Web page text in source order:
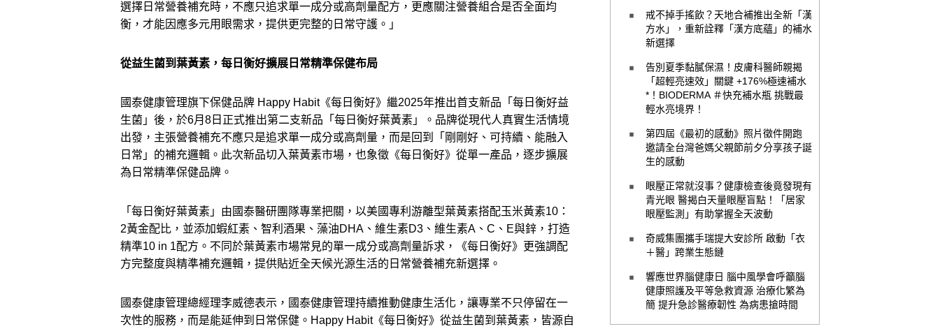
選擇日常營養補充時，不應只追求單一成分或高劑量配方，更應關注營養組合是否全面均
衡，才能因應多元用眼需求，提供更完整的日常守護。」
從益生菌到葉黃素，每日衡好擴展日常精準保健布局
國泰健康管理旗下保健品牌 Happy Habit《每日衡好》繼2025年推出首支新品「每日衡好益
生菌」後，於6月8日正式推出第二支新品「每日衡好葉黃素」。品牌從現代人真實生活情境
出發，主張營養補充不應只是追求單一成分或高劑量，而是回到「剛剛好、可持續、能融入
日常」的補充邏輯。此次新品切入葉黃素市場，也象徵《每日衡好》從單一產品，逐步擴展
為日常精準保健品牌。
「每日衡好葉黃素」由國泰醫研團隊專業把關，以美國專利游離型葉黃素搭配玉米黃素10：
2黃金配比，並添加蝦紅素、智利酒果、藻油DHA、維生素D3、維生素A、C、E與鋅，打造
精準10 in 1配方。不同於葉黃素市場常見的單一成分或高劑量訴求，《每日衡好》更強調配
方完整度與精準補充邏輯，提供貼近全天候光源生活的日常營養補充新選擇。
國泰健康管理總經理李威德表示，國泰健康管理持續推動健康生活化，讓專業不只停留在一
次性的服務，而是能延伸到日常保健。Happy Habit《每日衡好》從益生菌到葉黃素，皆源自
戒不掉手搖飲？天地合補推出全新「漢
方水」，重新詮釋「漢方底蘊」的補水
新選擇
告別夏季黏膩保濕！皮膚科醫師親揭
「超輕亮速效」關鍵 +176%極速補水
*！BIODERMA ＃快充補水瓶 挑戰最
輕水亮境界！
第四屆《最初的感動》照片徵件開跑
邀請全台灣爸媽父親節前夕分享孩子誕
生的感動
眼壓正常就沒事？健康檢查後竟發現有
青光眼 醫揭白天量眼壓盲點！「居家
眼壓監測」有助掌握全天波動
奇威集團攜手瑞提大安診所 啟動「衣
＋醫」跨業生態鏈
響應世界腦健康日 腦中風學會呼籲腦
健康照護及平等急救資源 治療化繁為
簡 提升急診醫療韌性 為病患搶時間